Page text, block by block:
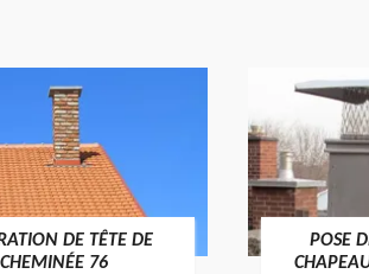
DE TÊTE DE
CHEMINÉE 76
POSE